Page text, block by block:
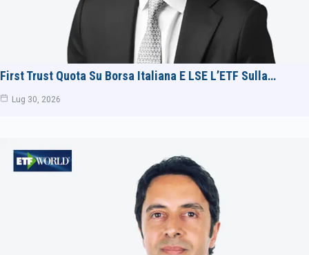
First Trust Quota Su Borsa Italiana E LSE L’ETF Sulla…
Lug 30, 2026